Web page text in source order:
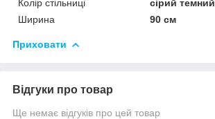
Колір стільниці
сірий темний
Ширина
90 см
Приховати
Відгуки про товар
Ще немає відгуків про цей товар